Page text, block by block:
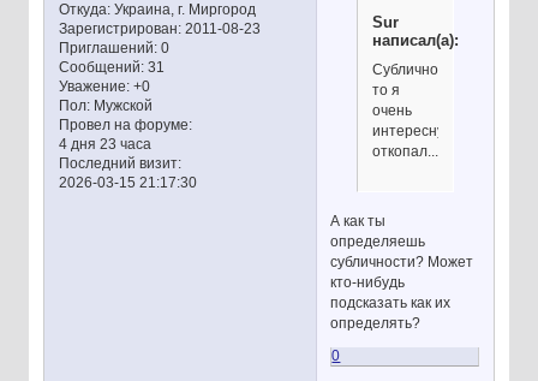
Откуда:Украина, г. Миргород
Зарегистрирован: 2011-08-23
Приглашений:0
Сообщений:31
Уважение: +0
Пол:Мужской
Провел на форуме:
4 дня 23 часа
Последний визит:
2026-03-15 21:17:30
Sur
написал(а):
Субличность
то я
очень
интересную
откопал...
А как ты
определяешь
субличности? Может
кто-нибудь
подсказать как их
определять?
0